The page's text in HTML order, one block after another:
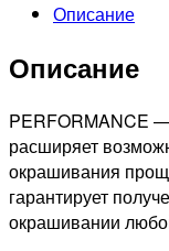
PERFORMANCE
СТОЙКАЯ
КРАСКА
ДЛЯ
ВОЛОС
СВЕТЛЫЙ
БЛОНДИН
Описание
Описание
PERFORMANCE —
расширяет
окрашивания
гарантирует
окрашивании